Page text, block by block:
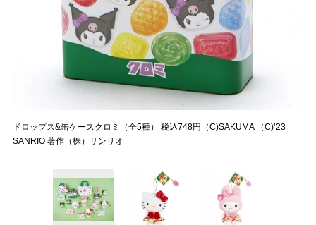
ドロップス&缶ケースクロミ（全5種） 税込748円（C)SAKUMA （C)’23
SANRIO 著作（株）サンリオ